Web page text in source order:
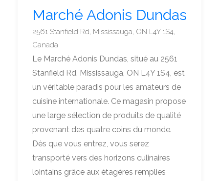
Marché Adonis Dundas
2561 Stanfield Rd, Mississauga, ON L4Y 1S4,
Canada
Le Marché Adonis Dundas, situé au 2561
Stanfield Rd, Mississauga, ON L4Y 1S4, est
un véritable paradis pour les amateurs de
cuisine internationale. Ce magasin propose
une large sélection de produits de qualité
provenant des quatre coins du monde.
Dès que vous entrez, vous serez
transporté vers des horizons culinaires
lointains grâce aux étagères remplies